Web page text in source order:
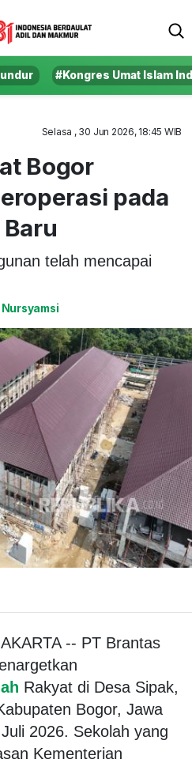
#Kongres Umat Islam
Selasa , 30 Jun 2026, 18:45 WIB
Bogor
pada
telah mencapai
Nursyamsi
-- PT Brantas
Rakyat di Desa Sipak,
Bogor, Jawa
2026. Sekolah yang
Kementerian